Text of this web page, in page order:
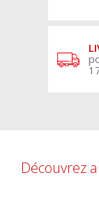
Découvrez